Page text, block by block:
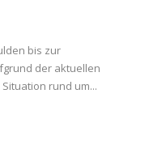
bis zur
der aktuellen
rund um...